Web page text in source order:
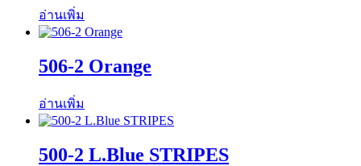
อ่านเพิ่ม
506-2 Orange
อ่านเพิ่ม
500-2 L.Blue STRIPES